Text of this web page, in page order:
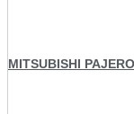
MITSUBISHI